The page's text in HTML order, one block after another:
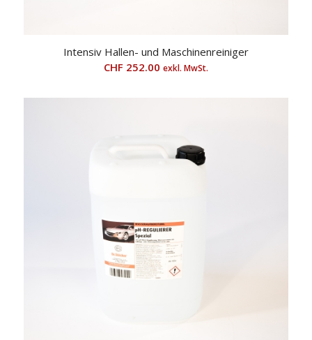
Intensiv Hallen- und Maschinenreiniger
CHF 252.00 exkl. MwSt.